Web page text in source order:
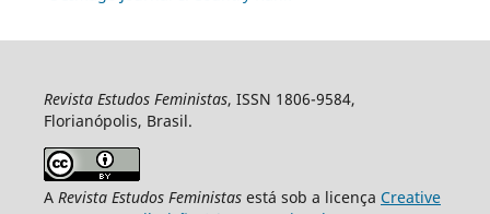
Revista Estudos Feministas, ISSN 1806-9584,
Florianópolis, Brasil.
A Revista Estudos Feministasestá sob a licença Creative